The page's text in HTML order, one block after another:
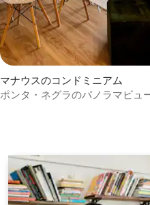
マナウスのコンドミニアム
ポンタ・ネグラのパノラマビュ